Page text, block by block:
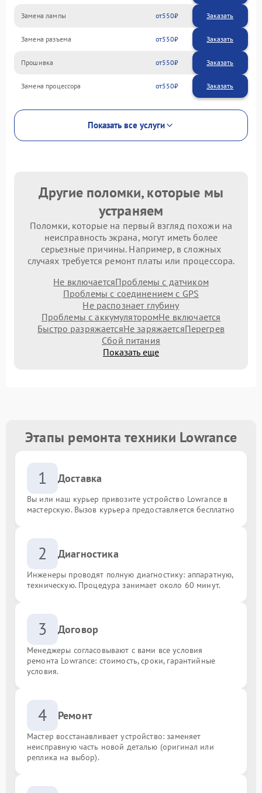
Замена лампы 550
Замена разъема 550
Прошивка 550
Замена процессора 550
Показать все услуги
Другие поломки, которые мы
устраняем
Поломки, которые на первый взгляд похожи на
неисправность экрана, могут иметь более
серьезные причины. Например, в сложных
случаях требуется ремонт платы или процессора.
Не включаетсяПроблемы с датчиком
Проблемы с соединением с GPS
Не распознает глубину
Проблемы с аккумуляторомНе включается
Быстро разряжаетсяНе заряжаетсяПерегрев
Сбой питания
Показать еще
Этапы ремонта техники Lowrance
1 Доставка
Вы или наш курьер привозите устройство Lowrance в
мастерскую. Вызов курьера предоставляется бесплатно
2 Диагностика
Инженеры проводят полную диагностику: аппаратную,
техническую. Процедура занимает около 60 минут.
3 Договор
Менеджеры согласовывают с вами все условия
ремонта Lowrance: стоимость, сроки, гарантийные
условия.
4 Ремонт
Мастер восстанавливает устройство: заменяет
неисправную часть новой деталью (оригинал или
реплика на выбор).